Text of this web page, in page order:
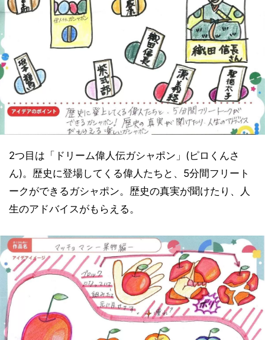
2つ目は「ドリーム偉人伝ガシャポン」(ピロくんさ
ん)。歴史に登場してくる偉人たちと、5分間フリート
ークができるガシャポン。歴史の真実が聞けたり、人
生のアドバイスがもらえる。